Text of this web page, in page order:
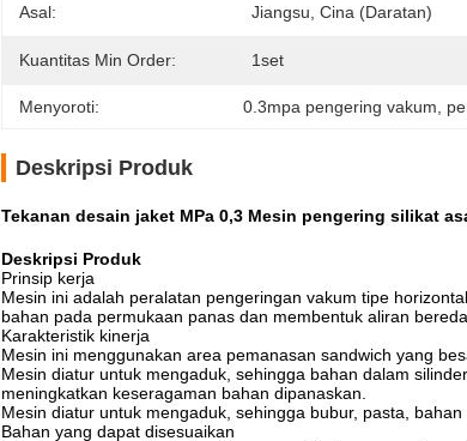
Asal: Jiangsu, Cina (Daratan)
Kuantitas Min Order: 1set
Menyoroti: 0.3mpa pengering vakum
Deskripsi Produk
Tekanan desain jaket MPa 0,3 Mesin pengering silikat
Deskripsi Produk
Prinsip kerja
Mesin ini adalah peralatan pengeringan vakum tipe
bahan pada permukaan panas dan membentuk aliran
Karakteristik kinerja
Mesin ini menggunakan area pemanasan sandwich yang
Mesin diatur untuk mengaduk, sehingga bahan dalam
meningkatkan keseragaman bahan dipanaskan.
Mesin diatur untuk mengaduk, sehingga bubur, pasta,
Bahan yang dapat disesuaikan